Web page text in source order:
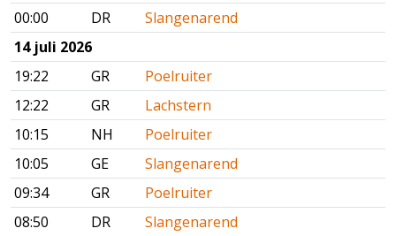
00:00
DR
Slangenarend
14 juli 2026
19:22
GR
Poelruiter
12:22
GR
Lachstern
10:15
NH
Poelruiter
10:05
GE
Slangenarend
09:34
GR
Poelruiter
08:50
DR
Slangenarend